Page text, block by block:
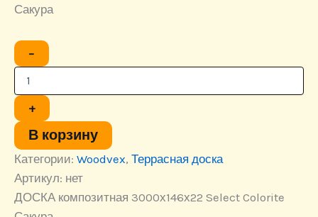
Сакура
−
Количество
товара
3000х146х22
Select
Colorite
Сакура
+
В корзину
Категории: Woodvex, Террасная доска
Артикул: нет
ДОСКА композитная 3000х146х22 Select Colorite